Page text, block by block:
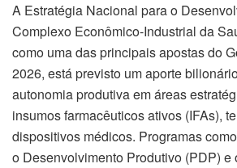
A Estratégia Nacional para o
Complexo Econômico-Industrial da
como uma das principais apostas do
2026, está previsto um aporte
autonomia produtiva em áreas
insumos farmacêuticos ativos (IFAs),
dispositivos médicos. Programas
o Desenvolvimento Produtivo (PDP) e